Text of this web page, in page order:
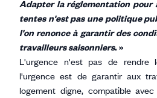
Adapter la réglementation pour
tentes n'est pas une politique
l'on renonce à garantir des
travailleurs saisonniers. »
L'urgence n'est pas de rendre
l'urgence est de garantir aux
logement digne, compatible